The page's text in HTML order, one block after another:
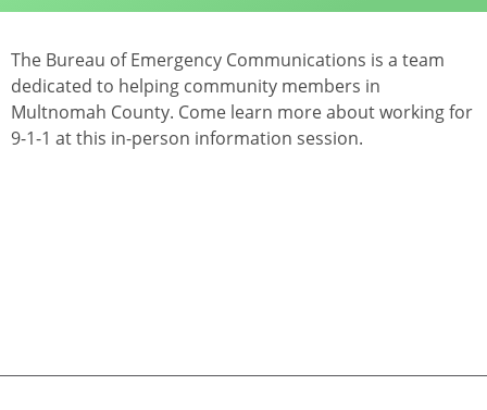
The Bureau of Emergency Communications is a team
dedicated to helping community members in
Multnomah County. Come learn more about working for
9-1-1 at this in-person information session.